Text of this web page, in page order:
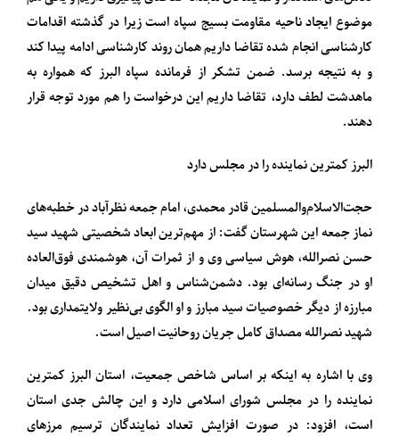
موضوع ایجاد ناحیه مقاومت بسیج سپاه است زیرا در گذشته اقدامات
کارشناسی انجام شده تقاضا داریم همان روند کارشناسی ادامه پیدا کند
و به نتیجه برسد. ضمن تشکر از فرمانده سپاه البرز که همواره به
ماهدشت لطف دارد، تقاضا داریم این درخواست را هم مورد توجه قرار
دهند.
البرز کمترین نماینده را در مجلس دارد
حجت‌الاسلام‌والمسلمین قادر محمدی، امام جمعه نظرآباد در خطبه‌های
نماز جمعه این شهرستان گفت: از مهم‌ترین ابعاد شخصیتی شهید سید
حسن نصرالله، هوش سیاسی وی و از ثمرات آن، هوشمندی فوق‌العاده
او در جنگ رسانه‌ای بود. دشمن‌شناس و اهل تشخیص دقیق میدان
مبارزه از دیگر خصوصیات سید مبارز و او الگوی بی‌نظیر ولایتمداری بود.
شهید نصرالله مصداق کامل جریان روحانیت اصیل است.
وی با اشاره به اینکه بر اساس شاخص جمعیت، استان البرز کمترین
نماینده را در مجلس شورای اسلامی دارد و این چالش جدی استان
است، افزود: در صورت افزایش تعداد نمایندگان ترسیم مرزهای